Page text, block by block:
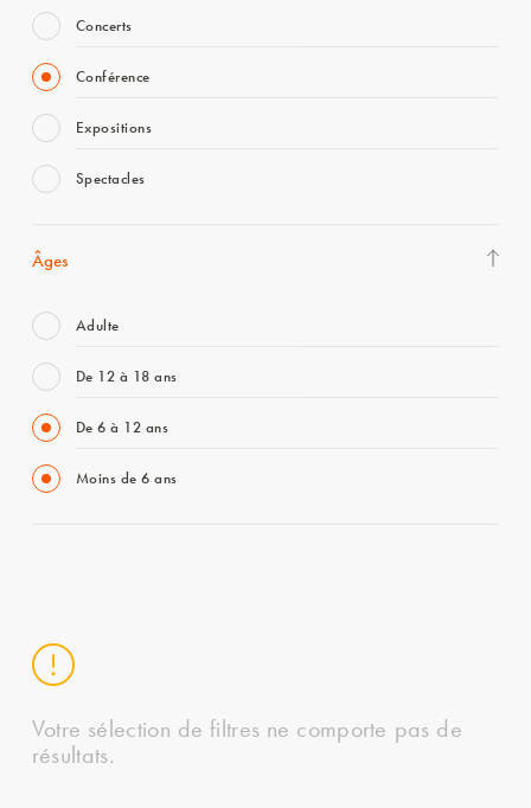
Concerts
Conférence
Expositions
Spectacles
Âges
Adulte
De 12 à 18 ans
De 6 à 12 ans
Moins de 6 ans
Votre sélection de filtres ne comporte pas de
résultats.